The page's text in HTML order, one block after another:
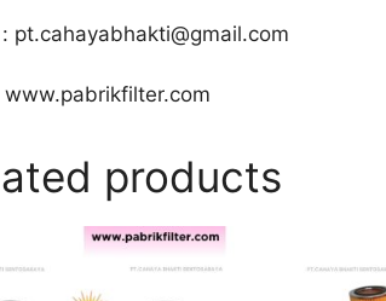
: pt.cahayabhakti@gmail.com
www.pabrikfilter.com
products